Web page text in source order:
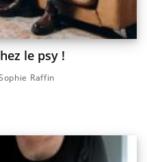
le psy !
Raffin